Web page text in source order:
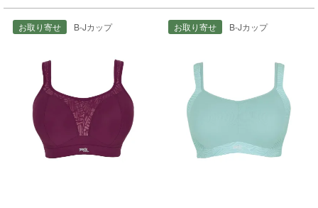
お取り寄せ B-Jカップ お取り寄せ B-Jカップ